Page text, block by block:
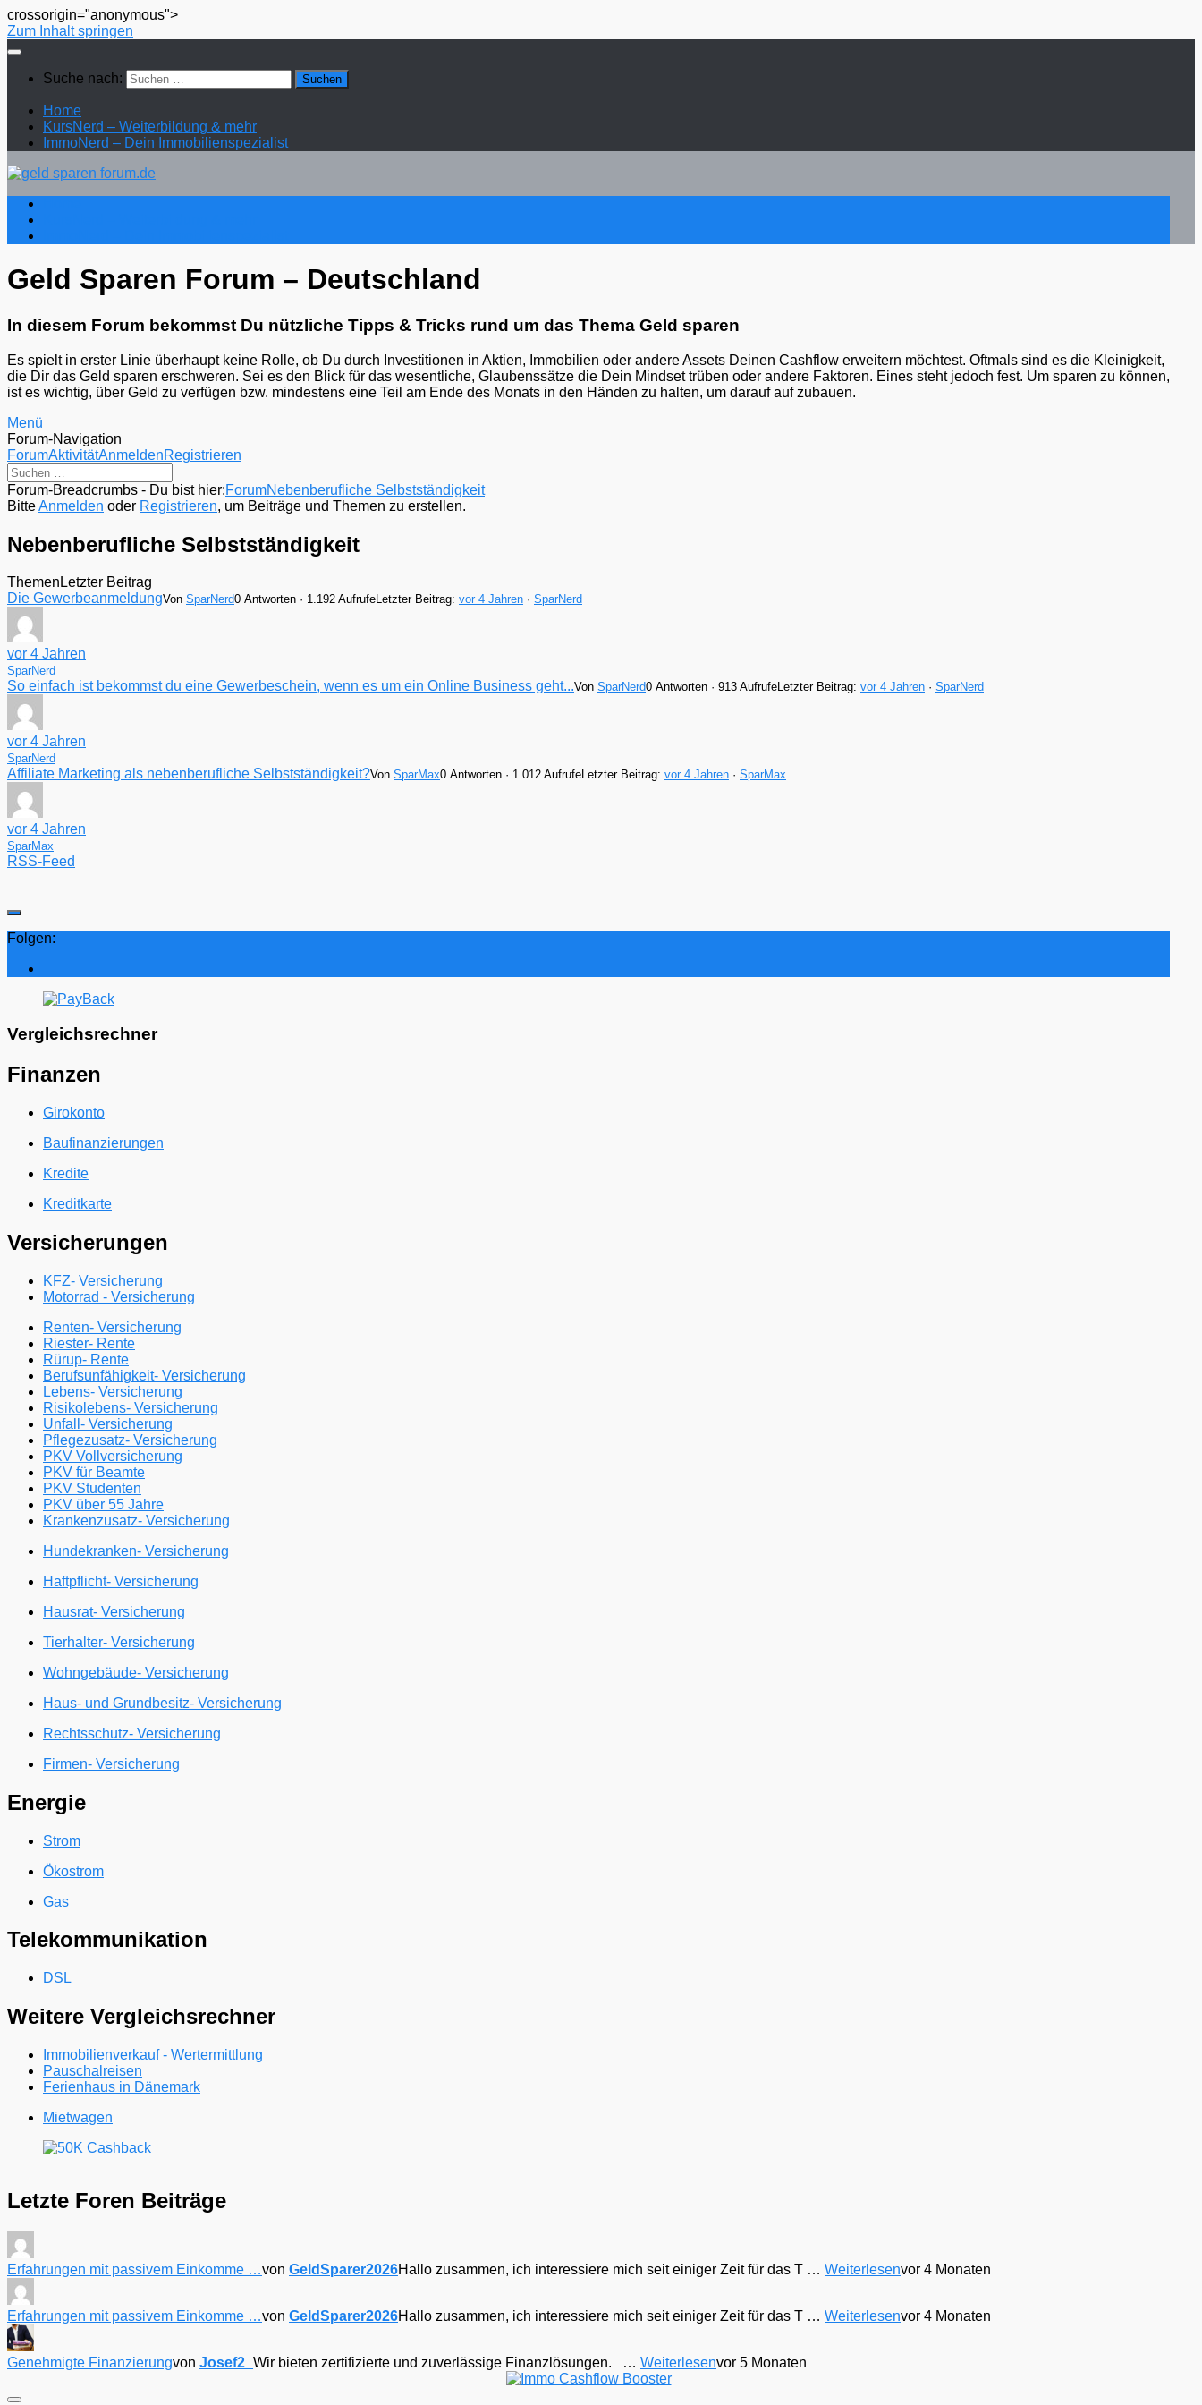
crossorigin="anonymous">
Zum Inhalt springen
Suche nach:
Home
KursNerd – Weiterbildung & mehr
ImmoNerd – Dein Immobilienspezialist
Geld Sparen Forum – Deutschland
In diesem Forum bekommst Du nützliche Tipps & Tricks rund um das Thema Geld sparen
Es spielt in erster Linie überhaupt keine Rolle, ob Du durch Investitionen in Aktien, Immobilien oder andere Assets Deinen Cashflow erweitern möchtest. Oftmals sind es die Kleinigkeit,
die Dir das Geld sparen erschweren. Sei es den Blick für das wesentliche, Glaubenssätze die Dein Mindset trüben oder andere Faktoren. Eines steht jedoch fest. Um sparen zu können,
ist es wichtig, über Geld zu verfügen bzw. mindestens eine Teil am Ende des Monats in den Händen zu halten, um darauf auf zubauen.
Menü
Forum-Navigation
ForumAktivitätAnmeldenRegistrieren
Forum-Breadcrumbs - Du bist hier:ForumNebenberufliche Selbstständigkeit
BitteAnmelden oder Registrieren, um Beiträge und Themen zu erstellen.
Nebenberufliche Selbstständigkeit
ThemenLetzter Beitrag
Die GewerbeanmeldungVon SparNerd0 Antworten · 1.192 AufrufeLetzter Beitrag: vor 4 Jahren · SparNerd
vor 4 Jahren
SparNerd
So einfach ist bekommst du eine Gewerbeschein, wenn es um ein Online Business geht...Von SparNerd0 Antworten · 913 AufrufeLetzter Beitrag: vor 4 Jahren · SparNerd
vor 4 Jahren
SparNerd
Affiliate Marketing als nebenberufliche Selbstständigkeit?Von SparMax0 Antworten · 1.012 AufrufeLetzter Beitrag: vor 4 Jahren · SparMax
vor 4 Jahren
SparMax
RSS-Feed
Folgen:
Vergleichsrechner
Finanzen
Girokonto
Baufinanzierungen
Kredite
Kreditkarte
Versicherungen
KFZ- Versicherung
Motorrad - Versicherung
Renten- Versicherung
Riester- Rente
Rürup- Rente
Berufsunfähigkeit- Versicherung
Lebens- Versicherung
Risikolebens- Versicherung
Unfall- Versicherung
Pflegezusatz- Versicherung
PKV Vollversicherung
PKV für Beamte
PKV Studenten
PKV über 55 Jahre
Krankenzusatz- Versicherung
Hundekranken- Versicherung
Haftpflicht- Versicherung
Hausrat- Versicherung
Tierhalter- Versicherung
Wohngebäude- Versicherung
Haus- und Grundbesitz- Versicherung
Rechtsschutz- Versicherung
Firmen- Versicherung
Energie
Strom
Ökostrom
Gas
Telekommunikation
DSL
Weitere Vergleichsrechner
Immobilienverkauf - Wertermittlung
Pauschalreisen
Ferienhaus in Dänemark
Mietwagen
Letzte Foren Beiträge
Erfahrungen mit passivem Einkomme …von GeldSparer2026Hallo zusammen, ich interessiere mich seit einiger Zeit für das T … Weiterlesenvor 4 Monaten
Erfahrungen mit passivem Einkomme …von GeldSparer2026Hallo zusammen, ich interessiere mich seit einiger Zeit für das T … Weiterlesenvor 4 Monaten
Genehmigte Finanzierungvon Josef2_ Wir bieten zertifizierte und zuverlässige Finanzlösungen. … Weiterlesenvor 5 Monaten